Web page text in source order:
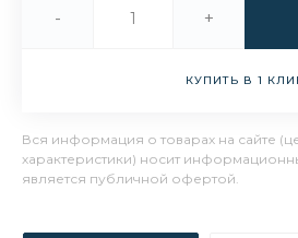
- +
КУПИТЬ В 1
Вся информация о товарах на сайте
характеристики) носит
является публичной офертой.